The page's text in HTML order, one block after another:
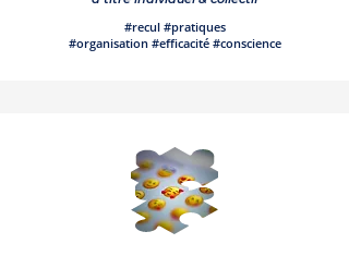
#recul #pratiques
#organisation #efficacité #conscience